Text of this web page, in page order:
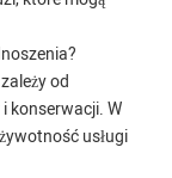
od
konserwacji. W
usługi